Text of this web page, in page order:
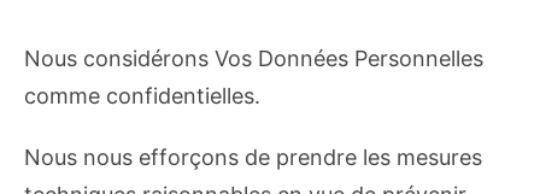
Nous considérons Vos Données Personnelles
comme confidentielles.
Nous nous efforçons de prendre les mesures